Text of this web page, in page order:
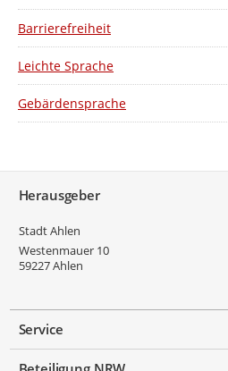
Barrierefreiheit
Leichte Sprache
Gebärdensprache
Herausgeber
Stadt Ahlen
Westenmauer 10
59227Ahlen
Service